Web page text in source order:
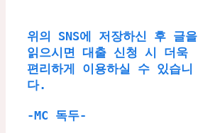
위의 SNS에 저장하신 후 글을
읽으시면 대출 신청 시 더욱
편리하게 이용하실 수 있습니
다.
-MC 독두-